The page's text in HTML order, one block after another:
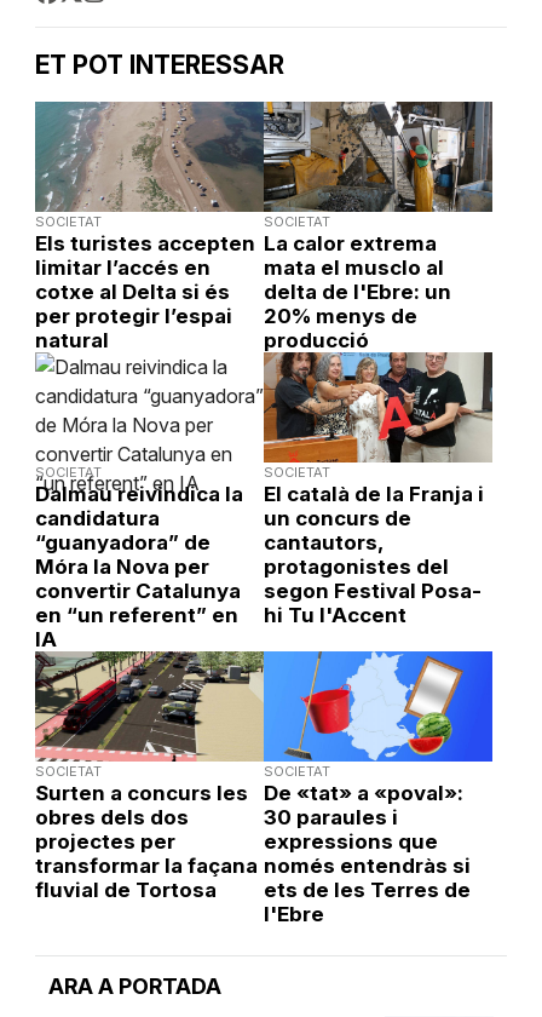
ARA A PORTADA
ET POT INTERESSAR
SOCIETAT
Els turistes accepten
limitar l’accés en
cotxe al Delta si és
per protegir l’espai
natural
SOCIETAT
La calor extrema
mata el musclo al
delta de l'Ebre: un
20% menys de
producció
SOCIETAT
Dalmau reivindica la
candidatura
“guanyadora” de
Móra la Nova per
convertir Catalunya
en “un referent” en
IA
SOCIETAT
El català de la Franja i
un concurs de
cantautors,
protagonistes del
segon Festival Posa-
hi Tu l'Accent
SOCIETAT
Surten a concurs les
obres dels dos
projectes per
transformar la façana
fluvial de Tortosa
SOCIETAT
De «tat» a «poval»:
30 paraules i
expressions que
només entendràs si
ets de les Terres de
l'Ebre